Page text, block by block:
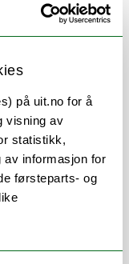
på uit.no for å
visning av
statistikk,
av informasjon for
førsteparts- og